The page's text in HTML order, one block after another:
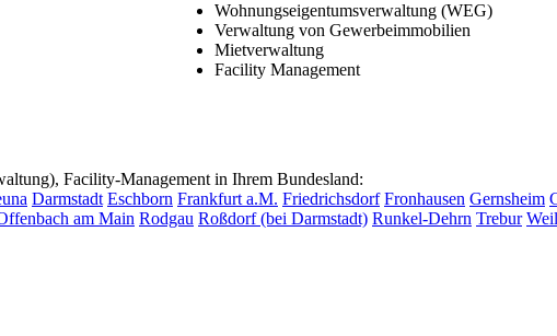
Wohnungseigentumsverwaltung (WEG)
Verwaltung von Gewerbeimmobilien
Mietverwaltung
Facility Management
Facility-Management in Ihrem Bundesland:
Darmstadt Eschborn Frankfurt a.M. Friedrichsdorf Fronhausen Gernsheim
am Main Rodgau Roßdorf (bei Darmstadt) Runkel-Dehrn Trebur